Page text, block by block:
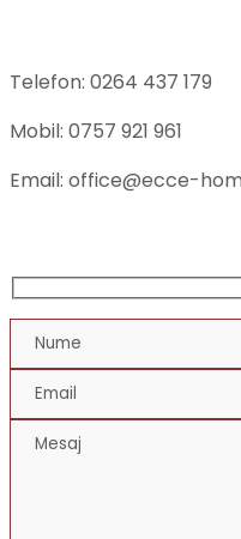
Telefon: 0264 437 179
Mobil: 0757 921 961
Email: office@ecce-